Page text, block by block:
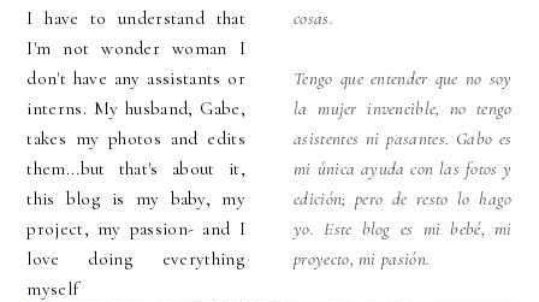
I have to understand that
I'm not wonder woman I
don't have any assistants or
interns. My husband, Gabe,
takes my photos and edits
them...but that's about it,
this blog is my baby, my
project, my passion- and I
love doing everything
myself
cosas.
Tengo que entender que no soy
la mujer invencible, no tengo
asistentes ni pasantes. Gabo es
mi única ayuda con las fotos y
edición; pero de resto lo hago
yo. Este blog es mi bebé, mi
proyecto, mi pasión.